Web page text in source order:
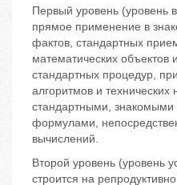
Первый уровень (уровень
прямое применение в
фактов, стандартных
математических объектов
стандартных процедур,
алгоритмов и технических
стандартными,
формулами,
вычислений.
Второй уровень (уровень
строится на